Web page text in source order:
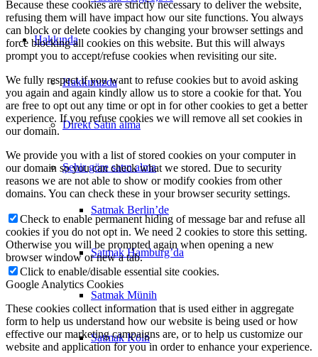
Hakkında
Hakkımızda
Direkt Satın alma
Şehir göre satın alma
Satmak Berlin’de
Satmak Hamburg’da
Satmak Münih
Satmak Köln
Because these cookies are strictly necessary to deliver the website,
refusing them will have impact how our site functions. You always
can block or delete cookies by changing your browser settings and
force blocking all cookies on this website. But this will always
prompt you to accept/refuse cookies when revisiting our site.
We fully respect if you want to refuse cookies but to avoid asking
you again and again kindly allow us to store a cookie for that. You
are free to opt out any time or opt in for other cookies to get a better
experience. If you refuse cookies we will remove all set cookies in
our domain.
We provide you with a list of stored cookies on your computer in
our domain so you can check what we stored. Due to security
reasons we are not able to show or modify cookies from other
domains. You can check these in your browser security settings.
Check to enable permanent hiding of message bar and refuse all
cookies if you do not opt in. We need 2 cookies to store this setting.
Otherwise you will be prompted again when opening a new
browser window or new a tab.
Click to enable/disable essential site cookies.
Google Analytics Cookies
These cookies collect information that is used either in aggregate
form to help us understand how our website is being used or how
effective our marketing campaigns are, or to help us customize our
website and application for you in order to enhance your experience.